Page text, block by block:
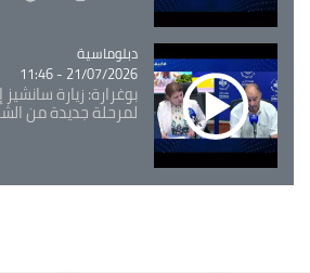
Catégorie
دبلوماسية
21/07/2026 - 11:46
بوغرارة: زيارة سانشيز إلى الجزائر تؤسس
لمرحلة جديدة من الشراكة الاستراتيجية